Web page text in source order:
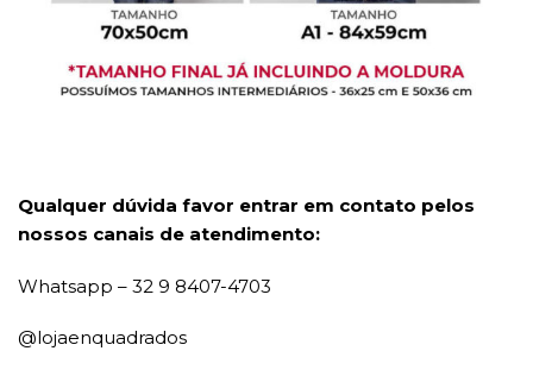
Qualquer dúvida favor entrar em contato pelos
nossos canais de atendimento:
Whatsapp – 32 9 8407-4703
@lojaenquadrados